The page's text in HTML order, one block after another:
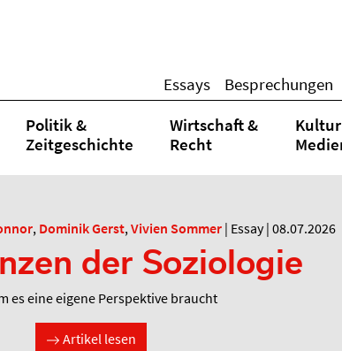
Essays Besprechungen
Politik &
Zeitgeschichte
Wirtschaft &
Recht
, Dominik Gerst, Vivien Sommer | Essay| 08.07.2026
der Soziologie
es eine eigene Perspektive braucht
Artikel lesen